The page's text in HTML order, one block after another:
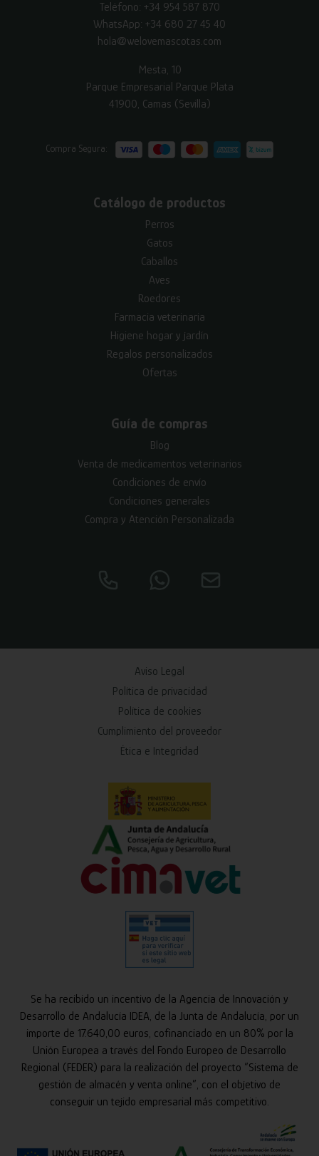
Teléfono: +34 954 587 870
WhatsApp: +34 680 27 45 40
hola@welovemascotas.com
Mesta, 10
Parque Empresarial Parque Plata
41900, Camas (Sevilla)
Compra Segura:
Catálogo de productos
Perros
Gatos
Caballos
Aves
Roedores
Farmacia veterinaria
Higiene hogar y jardín
Regalos personalizados
Ofertas
Guía de compras
Blog
Venta de medicamentos veterinarios
Condiciones de envío
Condiciones generales
Compra y Atención Personalizada
Aviso Legal
Política de privacidad
Política de cookies
Cumplimiento del proveedor
Ética e Integridad
Se ha recibido un incentivo de la Agencia de Innovación y
Desarrollo de Andalucía IDEA, de la Junta de Andalucía, por un
importe de 17.640,00 euros, cofinanciado en un 80% por la
Unión Europea a través del Fondo Europeo de Desarrollo
Regional (FEDER) para la realización del proyecto “Sistema de
gestión de almacén y venta online”, con el objetivo de
conseguir un tejido empresarial más competitivo.